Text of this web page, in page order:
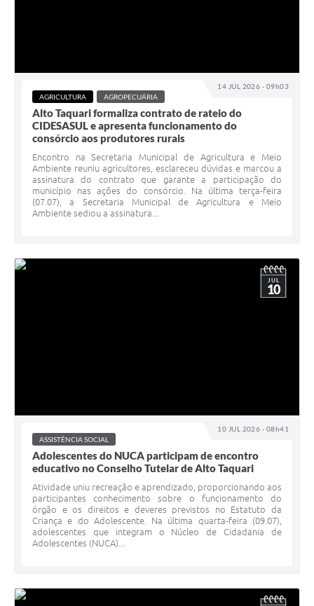
14 JUL 2026 - 09h03
AGRICULTURA
AGROPECUÁRIA
Alto Taquari formaliza contrato de rateio do
CIDESASUL e apresenta funcionamento do
consórcio aos produtores rurais
Encontro na Secretaria Municipal de Agricultura e Meio
Ambiente reuniu agricultores, esclareceu dúvidas e marcou a
assinatura do contrato que garante a participação do
município nas ações do consórcio. Na última terça-feira
(07.07), a Secretaria Municipal de Agricultura e Meio
Ambiente sediou a assinatura...
10 JUL 2026 - 08h41
JUL
10
ASSISTÊNCIA SOCIAL
Adolescentes do NUCA participam de encontro
educativo no Conselho Tutelar de Alto Taquari
Atividade uniu recreação e aprendizado, proporcionando aos
participantes conhecimento sobre o funcionamento do
órgão e os direitos e deveres previstos no Estatuto da
Criança e do Adolescente. Na última quarta-feira (09.07),
adolescentes que integram o Núcleo de Cidadania de
Adolescentes (NUCA)...